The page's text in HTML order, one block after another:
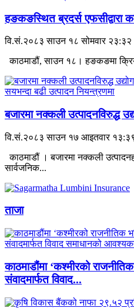
हङकङस्थित ब्रदर्स एफसीद्वारा
वि.सं.२०८३ साउन १८ सोमवार २३:३२
काठमाडौं, साउन १८। हङकङमा
बजारमा नक्कली उत्पादनविरुद्ध
वि.सं.२०८३ साउन १७ आइतवार
काठमाडौं । बजारमा नक्कली
सार्वजनिक...
ताजा
काठमाडौंमा ‘कश्मीरको
संवादमार्फत विवाद...